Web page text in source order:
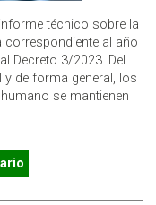
técnico sobre la
correspondiente al año
Decreto 3/2023. Del
de forma general, los
se mantienen
EN ESPAÑA: